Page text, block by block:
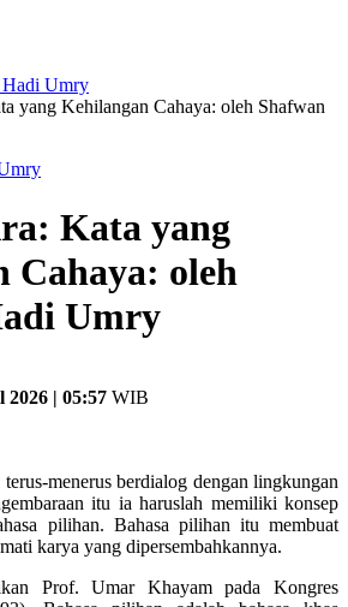
Hadi Umry
yang Kehilangan Cahaya: oleh Shafwan
Kata yang
Cahaya: oleh
Umry
2026 | 05:57 WIB
menerus berdialog dengan lingkungan
itu ia haruslah memiliki konsep
pilihan. Bahasa pilihan itu membuat
karya yang dipersembahkannya.
Prof. Umar Khayam pada Kongres